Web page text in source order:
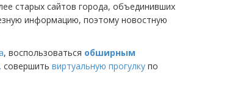
старых сайтов города, объединивших
информацию, поэтому новостную
, воспользоваться обширным
, совершить виртуальную прогулку по